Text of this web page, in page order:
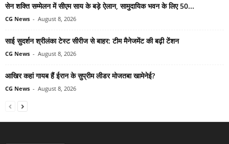
सेन शक्ति सम्मेलन में सीएम साय के बड़े ऐलान, सामुदायिक भवन के लिए 50...
CG News - August 8, 2026
साई सुदर्शन श्रीलंका टेस्ट सीरीज से बाहर: टीम मैनेजमेंट की बढ़ी टेंशन
CG News - August 8, 2026
आखिर कहां गायब हैं ईरान के सुप्रीम लीडर मोजतबा खामेनेई?
CG News - August 8, 2026